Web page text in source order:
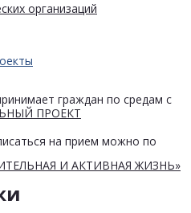
организаций
ПРОЕКТ
И АКТИВНАЯ ЖИЗНЬ»
граждан по средам с
на прием можно по